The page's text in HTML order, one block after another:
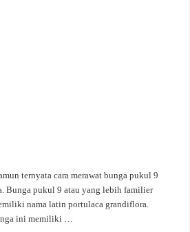
ternyata cara merawat bunga pukul 9
Bunga pukul 9 atau yang lebih familier
nama latin portulaca grandiflora.
ini memiliki …